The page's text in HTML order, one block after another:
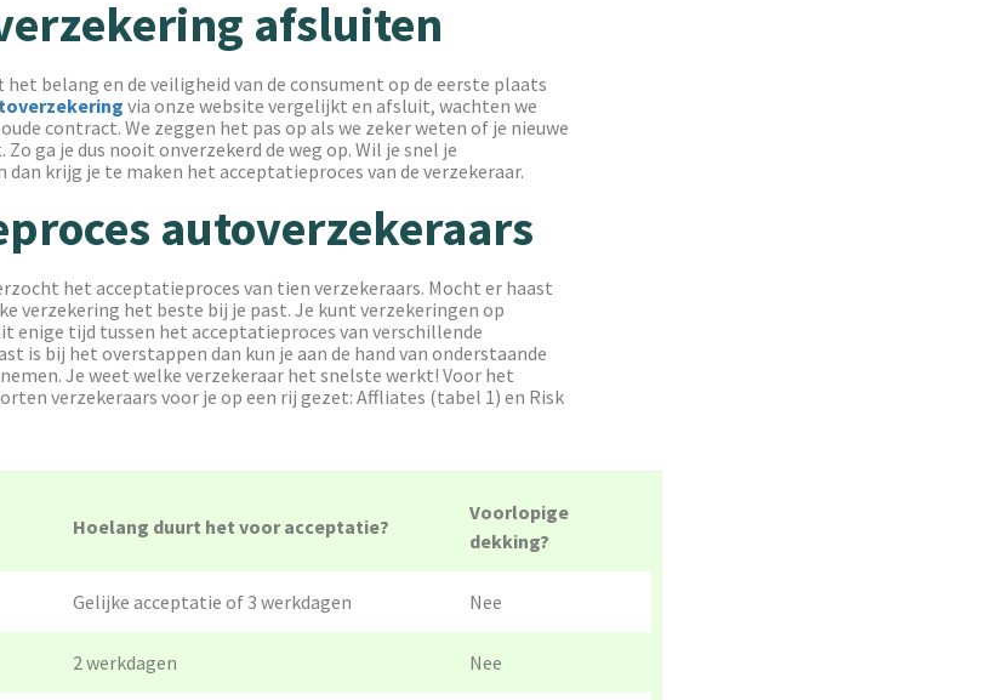
afsluiten
het belang en de veiligheid van de consument op de eerste plaats
via onze website vergelijkt en afsluit, wachten we
contract. We zeggen het pas op als we zeker weten of je nieuwe
ga je dus nooit onverzekerd de weg op. Wil je snel je
krijg je te maken het acceptatieproces van de verzekeraar.
autoverzekeraars
het acceptatieproces van tien verzekeraars. Mocht er haast
verzekering het beste bij je past. Je kunt verzekeringen op
enige tijd tussen het acceptatieproces van verschillende
is bij het overstappen dan kun je aan de hand van onderstaande
Je weet welke verzekeraar het snelste werkt! Voor het
verzekeraars voor je op een rij gezet: Affliates (tabel 1) en Risk
Hoelang duurt het voor acceptatie?
Voorlopige
dekking?
Gelijke acceptatie of 3 werkdagen Nee
2 werkdagen Nee